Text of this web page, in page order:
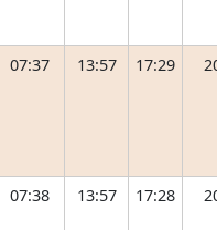
07:37 13:57 17:29
07:38 13:57 17:28